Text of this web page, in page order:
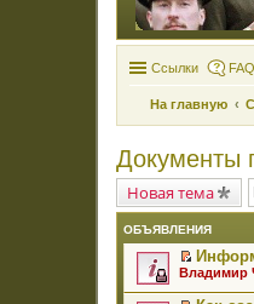
Ссылки FAQ
На главную
Документы
Новая тема
ОБЪЯВЛЕНИЯ
П
р
Владимир